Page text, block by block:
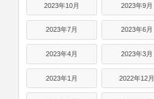
2023年10月 2023年9月
2023年7月 2023年6月
2023年4月 2023年3月
2023年1月 2022年12月